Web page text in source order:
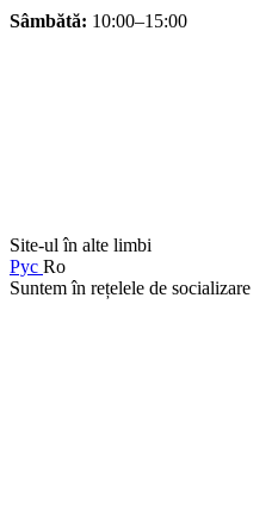
Sâmbătă: 10:00–15:00
Site-ul în alte limbi
Рус Ro
Suntem în rețelele de socializare